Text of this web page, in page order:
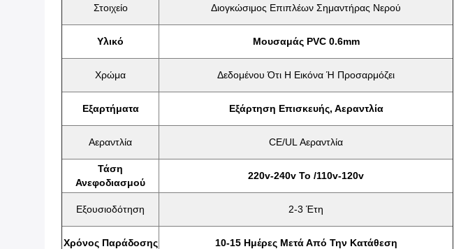
Στοιχείο Διογκώσιμος Επιπλέων Σημαντήρας Νερού
Υλικό Μουσαμάς PVC 0.6mm
Χρώμα Δεδομένου Ότι Η Εικόνα Ή Προσαρμόζει
Εξαρτήματα Εξάρτηση Επισκευής, Αεραντλία
Αεραντλία CE/UL Αεραντλία
Τάση
Ανεφοδιασμού
220v-240v Το /110v-120v
Εξουσιοδότηση 2-3 Έτη
Χρόνος Παράδοσης 10-15 Ημέρες Μετά Από Την Κατάθεση